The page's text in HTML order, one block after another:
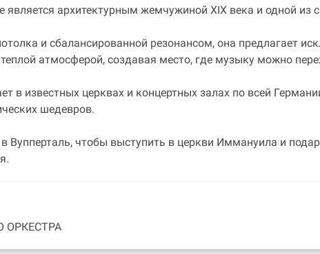
архитектурным жемчужиной XIX века и одной из
и сбалансированной резонансом, она предлагает
теплой атмосферой, создавая место, где музыку можно
в известных церквах и концертных залах по всей
шедевров.
Вупперталь, чтобы выступить в церкви Иммануила и
ОРКЕСТРА